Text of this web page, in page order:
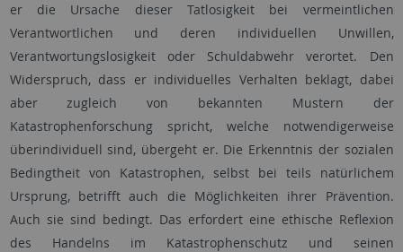
er die Ursache dieser Tatlosigkeit bei vermeintlichen
Verantwortlichen und deren individuellen Unwillen,
Verantwortungslosigkeit oder Schuldabwehr verortet. Den
Widerspruch, dass er individuelles Verhalten beklagt, dabei
aber zugleich von bekannten Mustern der
Katastrophenforschung spricht, welche notwendigerweise
überindividuell sind, übergeht er. Die Erkenntnis der sozialen
Bedingtheit von Katastrophen, selbst bei teils natürlichem
Ursprung, betrifft auch die Möglichkeiten ihrer Prävention.
Auch sie sind bedingt. Das erfordert eine ethische Reflexion
des Handelns im Katastrophenschutz und seinen